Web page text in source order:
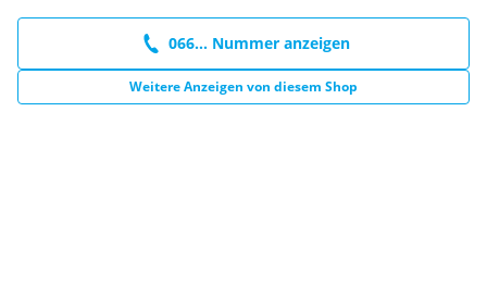
066... Nummer anzeigen
Weitere Anzeigen von diesem Shop